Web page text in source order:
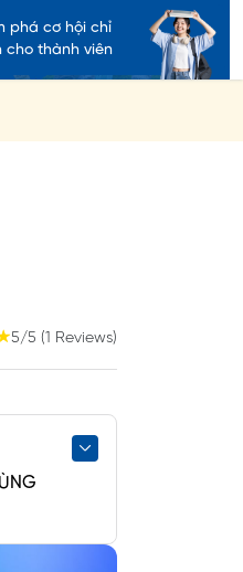
phá cơ hội chỉ
cho thành viên
5/5 (1 Reviews)